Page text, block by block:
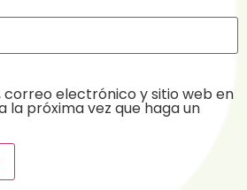
electrónico y sitio web en
la próxima vez que haga un